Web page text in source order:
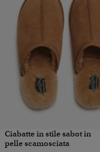
Ciabatte in stile sabot in
pelle scamosciata